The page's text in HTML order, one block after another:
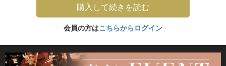
購入して続きを読む
会員の方はこちらからログイン